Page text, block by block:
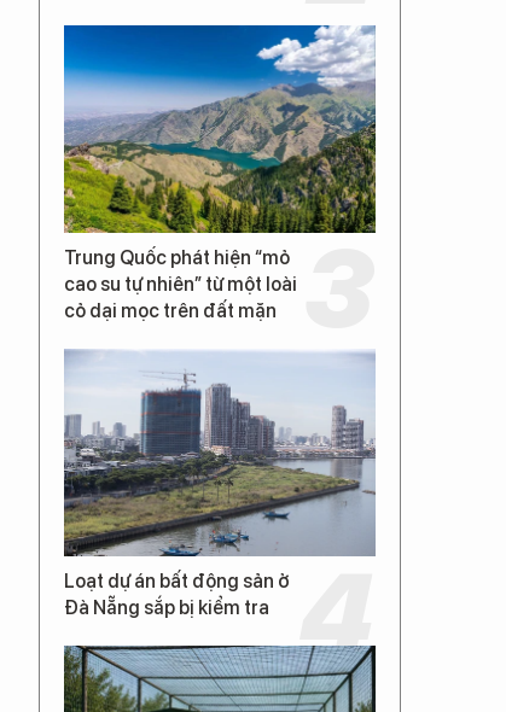
Trung Quốc phát hiện “mỏ
cao su tự nhiên” từ một loài
cỏ dại mọc trên đất mặn
Loạt dự án bất động sản ở
Đà Nẵng sắp bị kiểm tra